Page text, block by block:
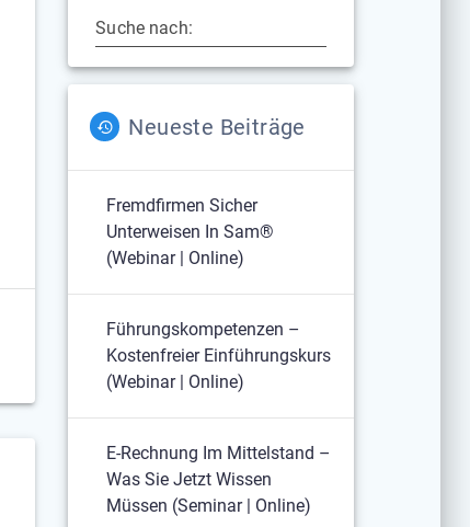
Suche nach:
Neueste Beiträge
Fremdfirmen Sicher
Unterweisen In Sam®
(Webinar | Online)
Führungskompetenzen –
Kostenfreier Einführungskurs
(Webinar | Online)
E-Rechnung Im Mittelstand –
Was Sie Jetzt Wissen
Müssen (Seminar | Online)